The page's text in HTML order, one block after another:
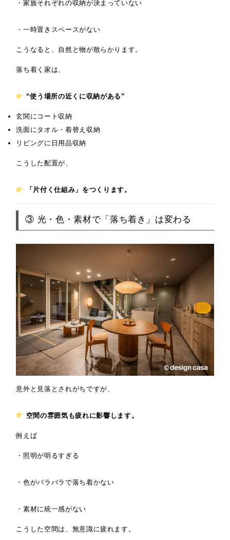
・家族それぞれの収納が決まっていない
・一時置きスペースがない
こうなると、自然と物が散らかります。
落ち着く家は、
“使う場所の近くに収納がある”
玄関にコート収納
洗面にタオル・着替え収納
リビングに日用品収納
こうした配置が、
「片付く仕組み」をつくります。
③ 光・色・素材で「落ち着き」は変わる
意外と見落とされがちですが、
空間の雰囲気も疲れに影響します。
例えば
・照明が明るすぎる
・色がバラバラで落ち着かない
・素材に統一感がない
こうした空間は、無意識に疲れます。